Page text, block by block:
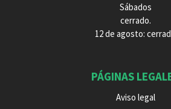
Sábados
cerrado.
12 de agosto:
PÁGINAS
Aviso legal